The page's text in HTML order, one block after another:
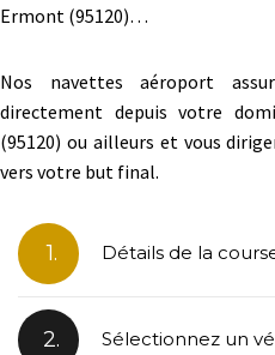
Ermont (95120)…
Nos navettes aéroport
directement depuis votre
(95120) ou ailleurs et vous
vers votre but final.
1. Détails de la
2. Sélectionnez un